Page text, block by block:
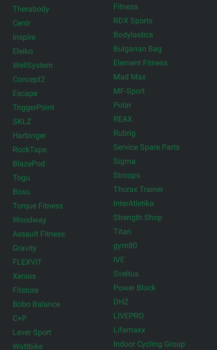
Therabody
Centr
Inspire
Eleiko
WellSystem
Concept2
Escape
TriggerPoint
SKLZ
Harbinger
RockTape
BlazePod
Togu
Bosu
Torque Fitness
Woodway
Assault Fitness
Gravity
FLEXVIT
Xenios
Fitstore
Bobo Balance
C+P
Lever Sport
Wattbike
Fitness
RDX Sports
Bodylastics
Bulgarian Bag
Element Fitness
Mad Max
MF-Sport
Polar
REAX
Rubrig
Service Spare Parts
Sigma
Stroops
Thorax Trainer
InterAtletika
Strength Shop
Titan
gym80
IVE
Sveltus
Power Block
DHZ
LIVEPRO
Lifemaxx
Indoor Cycling Group